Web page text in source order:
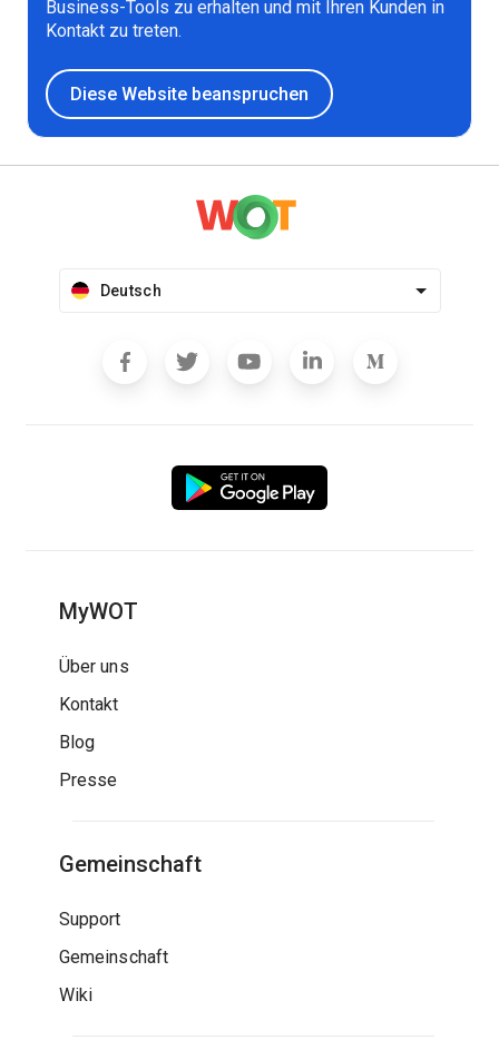
Business-Tools zu erhalten und mit Ihren Kunden in
Kontakt zu treten.
Diese Website beanspruchen
Deutsch
MyWOT
Über uns
Kontakt
Blog
Presse
Gemeinschaft
Support
Gemeinschaft
Wiki